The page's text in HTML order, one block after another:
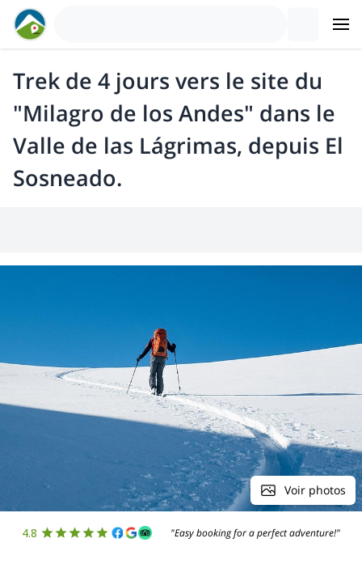
Trek de 4 jours vers le site du
"Milagro de los Andes" dans le
Valle de las Lágrimas, depuis El
Sosneado.
Voir photos
4.8 "Easy booking for a perfect adventure!"